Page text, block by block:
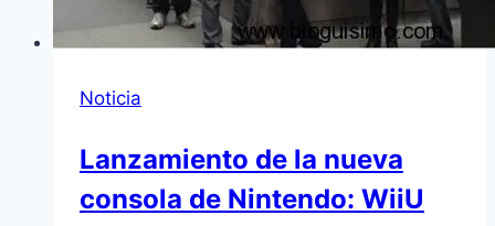
Noticia
Lanzamiento de la nueva
consola de Nintendo: WiiU